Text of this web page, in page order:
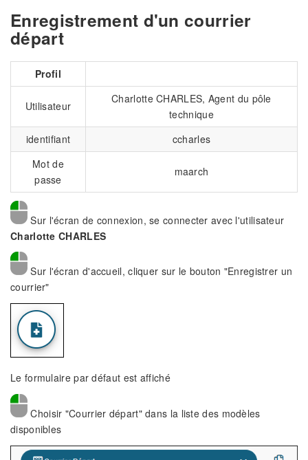
Enregistrement d'un courrier
départ
Profil
Utilisateur
Charlotte CHARLES, Agent du pôle
technique
identifiant
ccharles
Mot de
passe
maarch
Sur l'écran de connexion, se connecter avec l'utilisateur
Charlotte CHARLES
Sur l'écran d'accueil, cliquer sur le bouton "Enregistrer un
courrier"
Le formulaire par défaut est affiché
Choisir "Courrier départ" dans la liste des modèles
disponibles